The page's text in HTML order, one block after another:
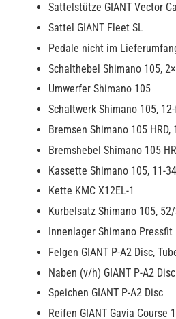
Sattelstütze GIANT Vector
Sattel GIANT Fleet SL
Pedale nicht im
Schalthebel Shimano 105,
Umwerfer Shimano 105
Schaltwerk Shimano 105,
Bremsen Shimano 105 HRD,
Bremshebel Shimano 105
Kassette Shimano 105, 11-
Kette KMC X12EL-1
Kurbelsatz Shimano 105,
Innenlager Shimano Pressfit
Felgen GIANT P-A2 Disc,
Naben (v/h) GIANT P-A2 Disc
Speichen GIANT P-A2 Disc
Reifen GIANT Gavia Course